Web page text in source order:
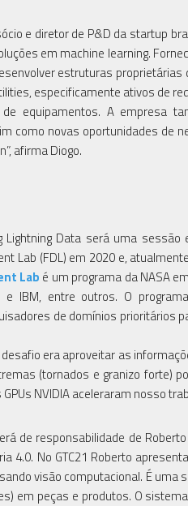
e diretor de P&D da startup
em machine learning.
estruturas proprietárias
especificamente ativos de
equipamentos. A empresa
como novas oportunidades de
afirma Diogo.
Data será uma sessão
Lab (FDL) em 2020 e,
Lab é um programa da NASA
e IBM, entre outros. O
de domínios prioritários
era aproveitar as
(tornados e granizo forte)
NVIDIA aceleraram nosso
de responsabilidade de
4.0. No GTC21 Roberto
visão computacional. É uma
em peças e produtos. O